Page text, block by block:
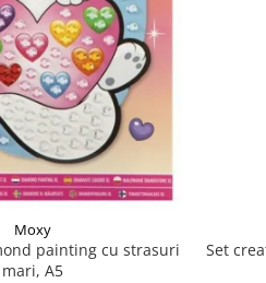
Moxy
painting cu strasuri
mari, A5
Set